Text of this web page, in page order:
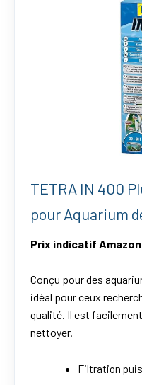
TETRA IN 400
pour Aquarium
Prix indicatif
Conçu pour des
idéal pour ceux
qualité. Il est
nettoyer.
Filtration